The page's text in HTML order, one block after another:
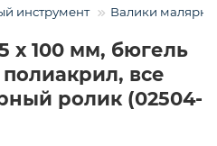
инструмент Валики
х 100 мм, бюгель
все
ролик (02504-